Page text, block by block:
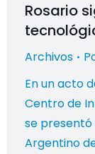
Rosario
Archivos
En un acto
Centro de
se
Argentino